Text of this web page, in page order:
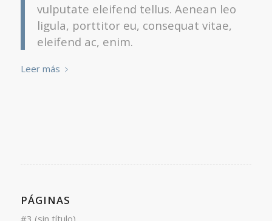
vulputate eleifend tellus. Aenean leo
ligula, porttitor eu, consequat vitae,
eleifend ac, enim.
Leer más
PÁGINAS
#3 (sin título)